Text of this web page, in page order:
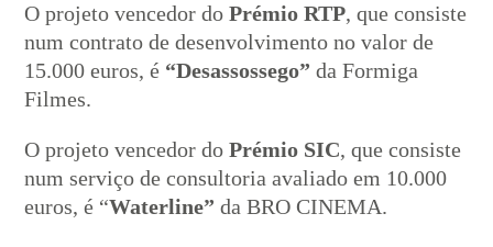
O projeto vencedor doPrémio RTP, que consiste
num contrato de desenvolvimento no valor de
15.000 euros, é “Desassossego” da Formiga
Filmes.
O projeto vencedor doPrémio SIC, que consiste
num serviço de consultoria avaliado em 10.000
euros, é “Waterline” da BRO CINEMA.